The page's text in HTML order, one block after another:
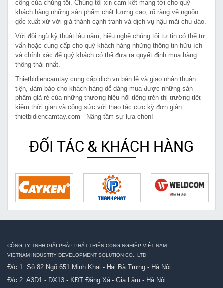
công của chúng tôi. Chúng tôi xin cam kết mang tới cho quý
khách hàng những sản phẩm chất lượng cao, rõ ràng về nguồn
gốc xuất xứ với giá thành cạnh tranh và dịch vụ hậu mãi chu đáo.
Với đội ngũ kỹ thuật lâu năm, hiểu nghề chúng tôi tự tin có thể tư
vấn hoặc cung cấp cho quý khách hàng những thông tin hữu ích
và chính xác để quý khách có thể đưa ra quyết định mua hàng
thông thái nhất.
Thietbidiencamtay cung cấp dịch vụ bán lẻ và giao nhận thuận
tiện, đảm bảo cho khách hàng dễ dàng mua được những sản
phẩm giá rẻ của những thương hiệu nổi tiếng trên thị trường tiết
kiệm thời gian và công sức với thao tác cực kỳ đơn giản.
thietbidiencamtay.com - Nâng tầm sự lựa chọn!
ĐỐI TÁC & KHÁCH HÀNG
CÔNG TY TNHH GIẢI PHÁP PHÁT TRIỂN CÔNG NGHIỆP VIỆT NAM
VIETNAM INDUSTRY DEVELOPMENT SOLUTION CO., LTD
Đ/c 1: Số 82 Ngõ 651 Minh Khai - Hai Bà Trưng - Hà Nội.
Đ/c 2: A3D1 - DX13 - KĐT Đặng Xá - Gia Lâm - Hà Nội